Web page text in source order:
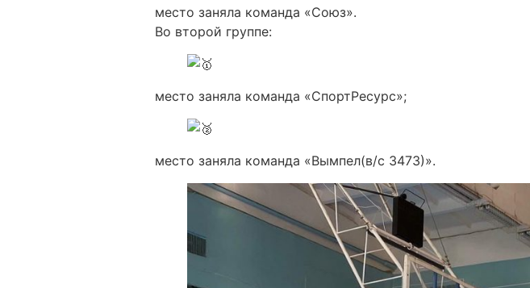
место заняла команда «Союз».
Во второй группе:
место заняла команда «СпортРесурс»;
место заняла команда «Вымпел(в/с 3473)».